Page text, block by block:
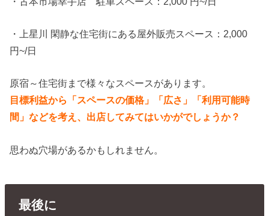
・上星川 閑静な住宅街にある屋外販売スペース：2,000
円~/日
原宿～住宅街まで様々なスペースがあります。
目標利益から「スペースの価格」「広さ」「利用可能時
間」などを考え、出店してみてはいかがでしょうか？
思わぬ穴場があるかもしれません。
最後に